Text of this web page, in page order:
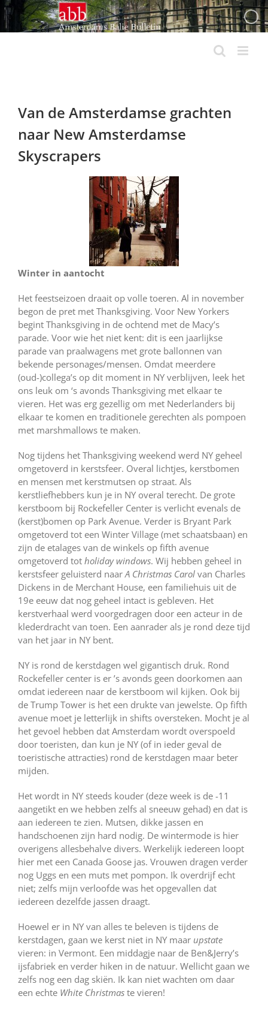
Ga
naar
inhoud
Van de Amsterdamse grachten
naar New Amsterdamse
Skyscrapers
Winter in aantocht
Het feestseizoen draait op volle toeren. Al in november
begon de pret met Thanksgiving. Voor New Yorkers
begint Thanksgiving in de ochtend met de Macy’s
parade. Voor wie het niet kent: dit is een jaarlijkse
parade van praalwagens met grote ballonnen van
bekende personages/mensen. Omdat meerdere
(oud-)collega’s op dit moment in NY verblijven, leek het
ons leuk om ‘s avonds Thanksgiving met elkaar te
vieren. Het was erg gezellig om met Nederlanders bij
elkaar te komen en traditionele gerechten als pompoen
met marshmallows te maken.
Nog tijdens het Thanksgiving weekend werd NY geheel
omgetoverd in kerstsfeer. Overal lichtjes, kerstbomen
en mensen met kerstmutsen op straat. Als
kerstliefhebbers kun je in NY overal terecht. De grote
kerstboom bij Rockefeller Center is verlicht evenals de
(kerst)bomen op Park Avenue. Verder is Bryant Park
omgetoverd tot een Winter Village (met schaatsbaan) en
zijn de etalages van de winkels op fifth avenue
omgetoverd tot holiday windows. Wij hebben geheel in
kerstsfeer geluisterd naarA Christmas Carol van Charles
Dickens in de Merchant House, een familiehuis uit de
19e eeuw dat nog geheel intact is gebleven. Het
kerstverhaal werd voorgedragen door een acteur in de
klederdracht van toen. Een aanrader als je rond deze tijd
van het jaar in NY bent.
NY is rond de kerstdagen wel gigantisch druk. Rond
Rockefeller center is er ’s avonds geen doorkomen aan
omdat iedereen naar de kerstboom wil kijken. Ook bij
de Trump Tower is het een drukte van jewelste. Op fifth
avenue moet je letterlijk in shifts oversteken. Mocht je al
het gevoel hebben dat Amsterdam wordt overspoeld
door toeristen, dan kun je NY (of in ieder geval de
toeristische attracties) rond de kerstdagen maar beter
mijden.
Het wordt in NY steeds kouder (deze week is de -11
aangetikt en we hebben zelfs al sneeuw gehad) en dat is
aan iedereen te zien. Mutsen, dikke jassen en
handschoenen zijn hard nodig. De wintermode is hier
overigens allesbehalve divers. Werkelijk iedereen loopt
hier met een Canada Goose jas. Vrouwen dragen verder
nog Uggs en een muts met pompon. Ik overdrijf echt
niet; zelfs mijn verloofde was het opgevallen dat
iedereen dezelfde jassen draagt.
Hoewel er in NY van alles te beleven is tijdens de
kerstdagen, gaan we kerst niet in NY maar upstate
vieren: in Vermont. Een middagje naar de Ben&Jerry’s
ijsfabriek en verder hiken in de natuur. Wellicht gaan we
zelfs nog een dag skiën. Ik kan niet wachten om daar
een echte White Christmas te vieren!